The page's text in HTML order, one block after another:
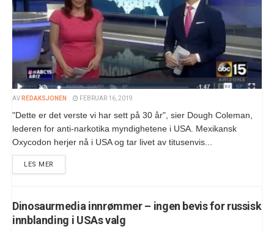
AV REDAKSJONEN FEBRUAR 16, 2019
"Dette er det verste vi har sett på 30 år", sier Dough Coleman,
lederen for anti-narkotika myndighetene i USA. Mexikansk
Oxycodon herjer nå i USA og tar livet av titusenvis...
LES MER
Dinosaurmedia innrømmer – ingen bevis for russisk
innblanding i USAs valg